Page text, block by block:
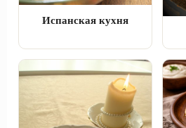
Испанская кухня